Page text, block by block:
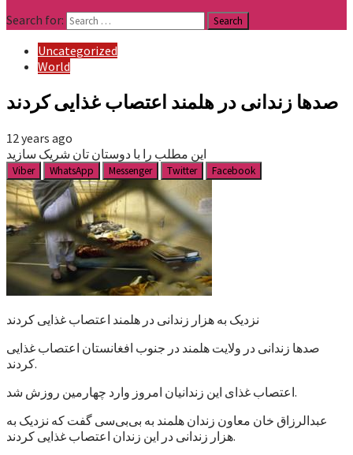
Search for:
Uncategorized
World
صدها زندانی در هلمند اعتصاب غذایی کردند
12 years ago
این مطلب را با دوستان تان شریک سازید
Viber WhatsApp Messenger Twitter Facebook
نزدیک به هزار زندانی در هلمند اعتصاب غذایی کردند
صدها زندانی در ولایت هلمند در جنوب افغانستان اعتصاب غذایی
کردند.
اعتصاب غذای این زندانیان امروز وارد چهارمین روزش شد.
عبدالرزاق خان معاون زندان هلمند به بی‌بی‌سی گفت که نزدیک به
هزار زندانی در این زندان اعتصاب غذایی کردند.